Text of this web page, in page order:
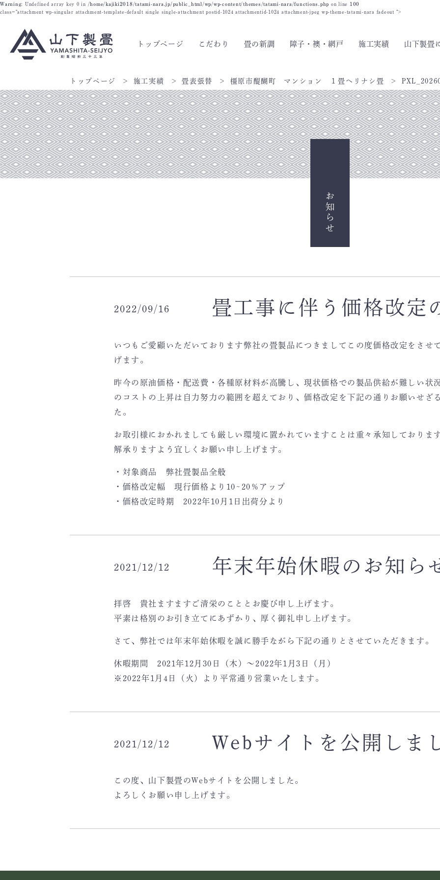
Warning: Undefined array key 0 in /home/kajiki2018/tatami-nara.jp/public_html/wp/wp-content/themes/tatami-nara/functions.php on line 100
class="attachment wp-singular attachment-template-default single single-attachment postid-1024 attachmentid-1024 attachment-jpeg wp-theme-tatami-nara fadeout ">
トップページ こだわり 畳の新調 障子・襖・網戸 施工実績 山下製畳
トップページ 施工実績 畳表張替 橿原市醍醐町 マンション １畳ヘリナシ畳
お知らせ
2022/09/16 畳工事に伴う価格改定
いつもご愛顧いただいております弊社の畳製品につきましてこの度価格改定をさせ
げます。
昨今の原油価格・配送費・各種原材料が高騰し、現状価格での製品供給が難しい状
のコストの上昇は自力努力の範囲を超えており、価格改定を下記の通りお願いせざ
た。
お取引様におかれましても厳しい環境に置かれていますことは重々承知しておりま
解承りますよう宜しくお願い申し上げます。
・対象商品 弊社畳製品全般
・価格改定幅 現行価格より10~20％アップ
・価格改定時期 2022年10月1日出荷分より
2021/12/12 年末年始休暇のお知ら
拝啓 貴社ますますご清栄のこととお慶び申し上げます。
平素は格別のお引き立てにあずかり、厚く御礼申し上げます。
さて、弊社では年末年始休暇を誠に勝手ながら下記の通りとさせていただきます。
休暇期間 2021年12月30日（木）～2022年1月3日（月）
※2022年1月4日（火）より平常通り営業いたします。
2021/12/12 Webサイトを公開しま
この度、山下製畳のWebサイトを公開しました。
よろしくお願い申し上げます。